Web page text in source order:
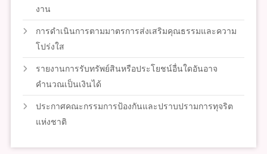
งาน
การดำเนินการตามมาตรการส่งเสริมคุณธรรมและความ
โปร่งใส
รายงานการรับทรัพย์สินหรือประโยชน์อื่นใดอันอาจ
คำนวณเป็นเงินได้
ประกาศคณะกรรมการป้องกันและปราบปรามการทุจริต
แห่งชาติ